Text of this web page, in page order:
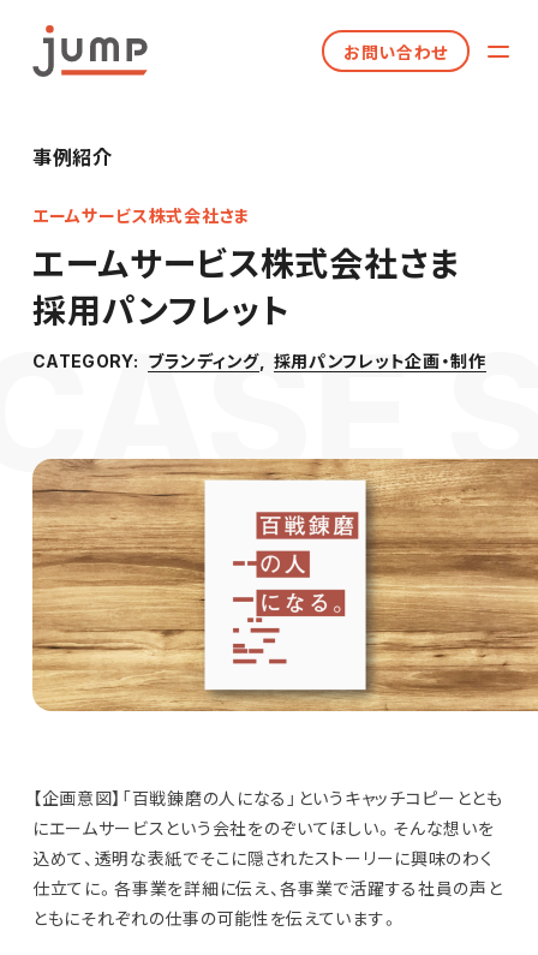
お問い合わせ
事例紹介
エームサービス株式会社さま
エームサービス株式会社さま
採用パンフレット
ブランディング 採用パンフレット企画・制作
【企画意図】「百戦錬磨の人になる」というキャッチコピーととも
にエームサービスという会社をのぞいてほしい。そんな想いを
込めて、透明な表紙でそこに隠されたストーリーに興味のわく
仕立てに。各事業を詳細に伝え、各事業で活躍する社員の声と
ともにそれぞれの仕事の可能性を伝えています。